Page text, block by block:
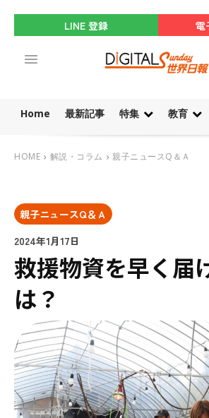
LINE 登録 電
Home 最新記事 特集 教育
HOME 解説・コラム 親子ニュースQ＆Ａ
親子ニュースQ＆Ａ
2024年1月17日
救援物資を早く届
は？